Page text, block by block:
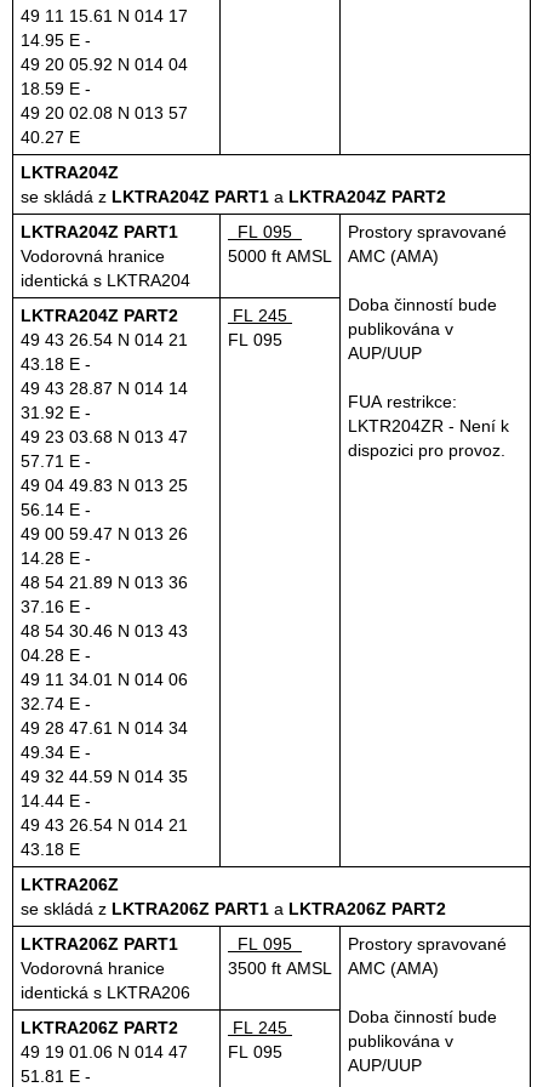
49 11 15.61 N 014 17
14.95 E -
49 20 05.92 N 014 04
18.59 E -
49 20 02.08 N 013 57
40.27 E
LKTRA204Z
se skládá z LKTRA204Z PART1 a LKTRA204Z PART2
LKTRA204Z PART1
Vodorovná hranice
identická s LKTRA204
FL 095
5000 ft AMSL
Prostory spravované
AMC (AMA)
Doba činností bude
publikována v
AUP/UUP
FUA restrikce:
LKTR204ZR - Není k
dispozici pro provoz.
LKTRA204Z PART2
49 43 26.54 N 014 21
43.18 E -
49 43 28.87 N 014 14
31.92 E -
49 23 03.68 N 013 47
57.71 E -
49 04 49.83 N 013 25
56.14 E -
49 00 59.47 N 013 26
14.28 E -
48 54 21.89 N 013 36
37.16 E -
48 54 30.46 N 013 43
04.28 E -
49 11 34.01 N 014 06
32.74 E -
49 28 47.61 N 014 34
49.34 E -
49 32 44.59 N 014 35
14.44 E -
49 43 26.54 N 014 21
43.18 E
FL 245
FL 095
LKTRA206Z
se skládá z LKTRA206Z PART1 a LKTRA206Z PART2
LKTRA206Z PART1
Vodorovná hranice
identická s LKTRA206
FL 095
3500 ft AMSL
Prostory spravované
AMC (AMA)
Doba činností bude
publikována v
AUP/UUP
LKTRA206Z PART2
49 19 01.06 N 014 47
51.81 E -
FL 245
FL 095